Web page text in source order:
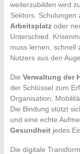
weiterzubilden wird
Sektors. Schulungen
Arbeitsplatzoder
Unterschied.
muss lernen, schnell
Nutzers aus den
Die Verwaltung der
der Schlüssel zum
Organisation,
Die Bindung stützt
und eine echte
Gesundheitjedes
Die digitale